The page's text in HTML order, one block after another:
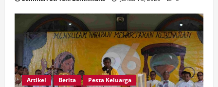
Artikel Berita
Pesta Keluarga